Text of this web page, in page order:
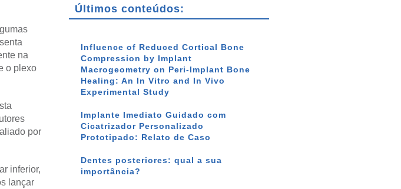
na
o plexo
por
inferior,
lançar
Últimos conteúdos:
Influence of Reduced Cortical Bone
Compression by Implant
Macrogeometry on Peri-Implant Bone
Healing: An In Vitro and In Vivo
Experimental Study
Implante Imediato Guidado com
Cicatrizador Personalizado
Prototipado: Relato de Caso
Dentes posteriores: qual a sua
importância?